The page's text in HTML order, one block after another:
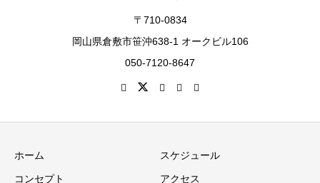
〒710-0834
岡山県倉敷市笹沖638-1 オークビル106
050-7120-8647
ホーム スケジュール
コンセプト アクセス